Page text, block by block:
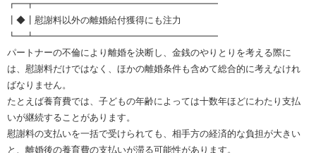
┏━┳━━━━━━━━━━━━━━━━━━━━
┃◆┃慰謝料以外の離婚給付獲得にも注力
┗━┻━━━━━━━━━━━━━━━━━━━━
パートナーの不倫により離婚を決断し、金銭のやりとりを考える際に
は、慰謝料だけではなく、ほかの離婚条件も含めて総合的に考えなけれ
ばなりません。
たとえば養育費では、子どもの年齢によっては十数年ほどにわたり支払
いが継続することがあります。
慰謝料の支払いを一括で受けられても、相手方の経済的な負担が大きい
と、離婚後の養育費の支払いが滞る可能性があります。